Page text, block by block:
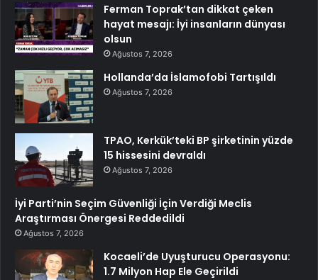
Ferman Toprak’tan dikkat çeken
hayat mesajı: İyi insanların dünyası
olsun
Ağustos 7, 2026
Hollanda’da İslamofobi Tartışıldı
Ağustos 7, 2026
TPAO, Kerkük’teki BP şirketinin yüzde
15 hissesini devraldı
Ağustos 7, 2026
İyi Parti’nin Seçim Güvenliği İçin Verdiği Meclis
Araştırması Önergesi Reddedildi
Ağustos 7, 2026
Kocaeli’de Uyuşturucu Operasyonu:
1.7 Milyon Hap Ele Geçirildi